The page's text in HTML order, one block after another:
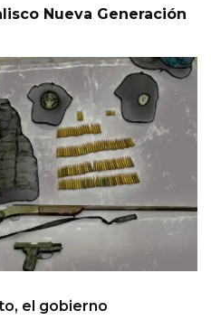
Nueva Generación
el gobierno